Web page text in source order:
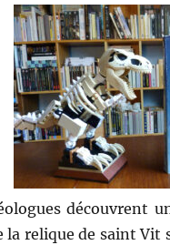
découvrent
la relique de saint Vit